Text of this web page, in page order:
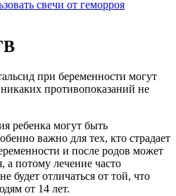
свечи от геморроя
при беременности могут
противопоказаний не
ребенка могут быть
важно для тех, кто страдает
и после родов может
а потому лечение часто
будет отличаться от той, что
от 14 лет.